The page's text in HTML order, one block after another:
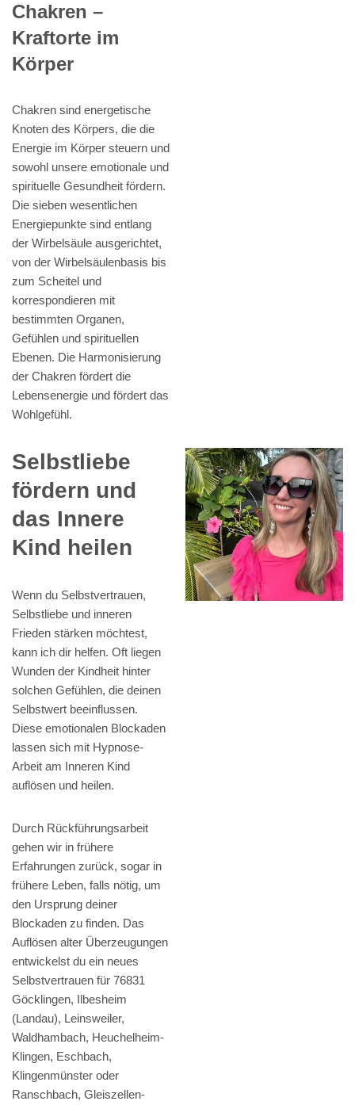
Chakren –
Kraftorte im
Körper
Chakren sind energetische
Knoten des Körpers, die die
Energie im Körper steuern und
sowohl unsere emotionale und
spirituelle Gesundheit fördern.
Die sieben wesentlichen
Energiepunkte sind entlang
der Wirbelsäule ausgerichtet,
von der Wirbelsäulenbasis bis
zum Scheitel und
korrespondieren mit
bestimmten Organen,
Gefühlen und spirituellen
Ebenen. Die Harmonisierung
der Chakren fördert die
Lebensenergie und fördert das
Wohlgefühl.
Selbstliebe
fördern und
das Innere
Kind heilen
Wenn du Selbstvertrauen,
Selbstliebe und inneren
Frieden stärken möchtest,
kann ich dir helfen. Oft liegen
Wunden der Kindheit hinter
solchen Gefühlen, die deinen
Selbstwert beeinflussen.
Diese emotionalen Blockaden
lassen sich mit Hypnose-
Arbeit am Inneren Kind
auflösen und heilen.
Durch Rückführungsarbeit
gehen wir in frühere
Erfahrungen zurück, sogar in
frühere Leben, falls nötig, um
den Ursprung deiner
Blockaden zu finden. Das
Auflösen alter Überzeugungen
entwickelst du ein neues
Selbstvertrauen für 76831
Göcklingen, Ilbesheim
(Landau), Leinsweiler,
Waldhambach, Heuchelheim-
Klingen, Eschbach,
Klingenmünster oder
Ranschbach, Gleiszellen-